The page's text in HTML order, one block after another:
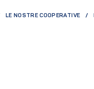
LE NOSTRE COOPERATIVE